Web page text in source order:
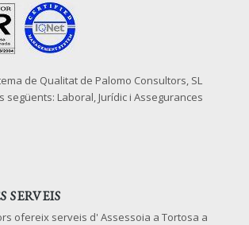
de Qualitat de Palomo Consultors, SL
següents: Laboral, Jurídic i Assegurances
SERVEIS
ofereix serveis d' Assessoia a Tortosa a